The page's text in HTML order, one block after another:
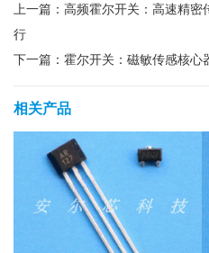
上一篇： 高频霍尔开关：高速精密
行
下一篇： 霍尔开关：磁敏传感核心
相关产品